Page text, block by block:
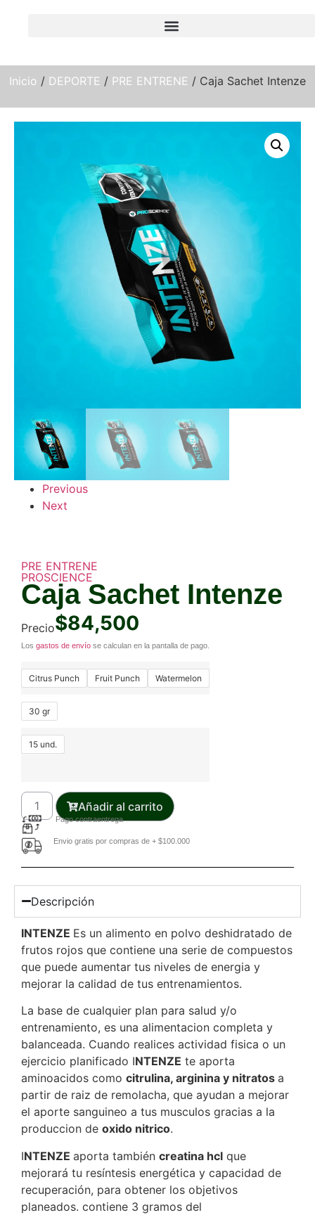
Inicio / DEPORTE / PRE ENTRENE / Caja Sachet Intenze
Previous
Next
PRE ENTRENE
PROSCIENCE
Caja Sachet Intenze
Precio$84,500
Los gastos de envío se calculan en la pantalla de pago.
Citrus Punch Fruit Punch Watermelon
30 gr
15 und.
Añadir al carrito
Pago contraentrega
Envio gratis por compras de + $100.000
Descripción
INTENZE Es un alimento en polvo deshidratado de
frutos rojos que contiene una serie de compuestos
que puede aumentar tus niveles de energia y
mejorar la calidad de tus entrenamientos.
La base de cualquier plan para salud y/o
entrenamiento, es una alimentacion completa y
balanceada. Cuando realices actividad fisica o un
ejercicio planificado INTENZE te aporta
aminoacidos como citrulina, arginina y nitratos a
partir de raiz de remolacha, que ayudan a mejorar
el aporte sanguineo a tus musculos gracias a la
produccion de oxido nitrico.
INTENZE aporta también creatina hcl que
mejorará tu resíntesis energética y capacidad de
recuperación, para obtener los objetivos
planeados. contiene 3 gramos del